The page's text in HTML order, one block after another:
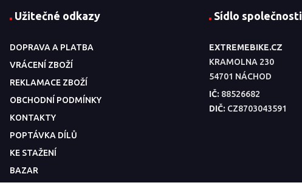
Užitečné odkazy
DOPRAVA A PLATBA
VRÁCENÍ ZBOŽÍ
REKLAMACE ZBOŽÍ
OBCHODNÍ PODMÍNKY
KONTAKTY
POPTÁVKA DÍLŮ
KE STAŽENÍ
BAZAR
Sídlo společnosti
EXTREMEBIKE.CZ
KRAMOLNA 230
54701 NÁCHOD
IČ: 88526682
DIČ: CZ8703043591